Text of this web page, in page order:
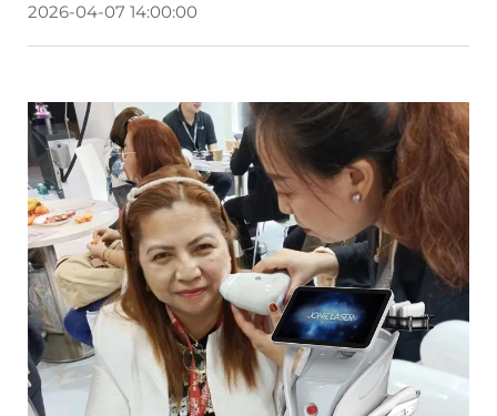
2026-04-07 14:00:00